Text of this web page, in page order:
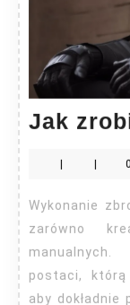
Jak
Wykonanie zbroi cosplay to proces, który wymaga
zarówno
postaci, którą
aby